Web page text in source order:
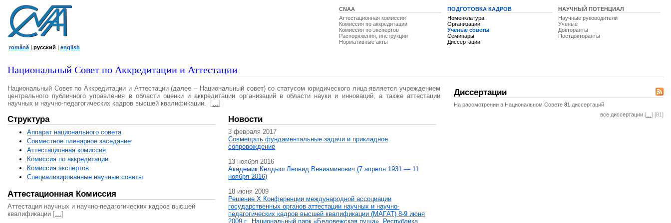
CNAA
Аттестационная комиссия
Комиссия по аккредитации
Комиссия по экспертов
Распоряжения, инструкции
Нормативные акты
ПОДГОТОВКА КАДРОВ
Номенклатура
Организации
Ученые советы
Семинары
Диссертации
НАУЧНЫЙ ПОТЕНЦИАЛ
Научные руководители
Ученые
Докторанты
Постдокторанты
română | русский | english
Национальный Совет по Аккредитации и Аттестации
Национальный Совет по Аккредитации и Аттестации (далее – Национальный совет) со статусом юридического лица является учреждением
центрального публичного управления в области оценки и аккредитации организаций в области науки и инноваций, а также аттестации
научных и научно-педагогических кадров высшей квалификации.
[…]
Структура
Аппарат национального совета
Совместное пленарное заседание
Аттестационная комисcия
Комиссия по аккредитации
Комиссия экспертов
Специализированные научные советы
Аттестационная Комиссия
Аттестация научных и научно-педагогических кадров высшей
квалификации […]
Новости
3 февраля 2017
Совмещать фундаментальные задачи и прикладное
сопровождение
13 ноября 2016
Академик Келдыш Леонид Вениаминович (7 апреля 1931 — 11
ноября 2016)
18 июня 2009
Решение X Конференции международной ассоциации
государственных органов аттестации научных и научно-
педагогических кадров высшей квалификации (МАГAT) 8-9 июня
2009 г., Национальный парк «Беловежская пуща», Республика
Диссертации
На рассмотрении в Национальном Совете 81 диссертаций
все диссертации [ ] [81]